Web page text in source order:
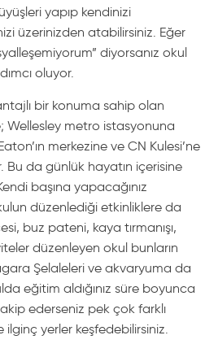
yapıp kendinizi
üzerinizden atabilirsiniz. Eğer
diyorsanız okul
oluyor.
bir konuma sahip olan
Wellesley metro istasyonuna
merkezine ve CN Kulesi’ne
Bu da günlük hayatın içerisine
başına yapacağınız
düzenlediği etkinliklere da
buz pateni, kaya tırmanışı,
düzenleyen okul bunların
Şelaleleri ve akvaryuma da
eğitim aldığınız süre boyunca
ederseniz pek çok farklı
yerler keşfedebilirsiniz.